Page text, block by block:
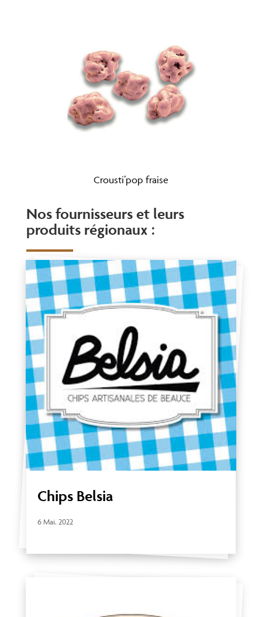
Crousti’pop fraise
Nos fournisseurs et leurs
produits régionaux :
Chips Belsia
6 Mai. 2022